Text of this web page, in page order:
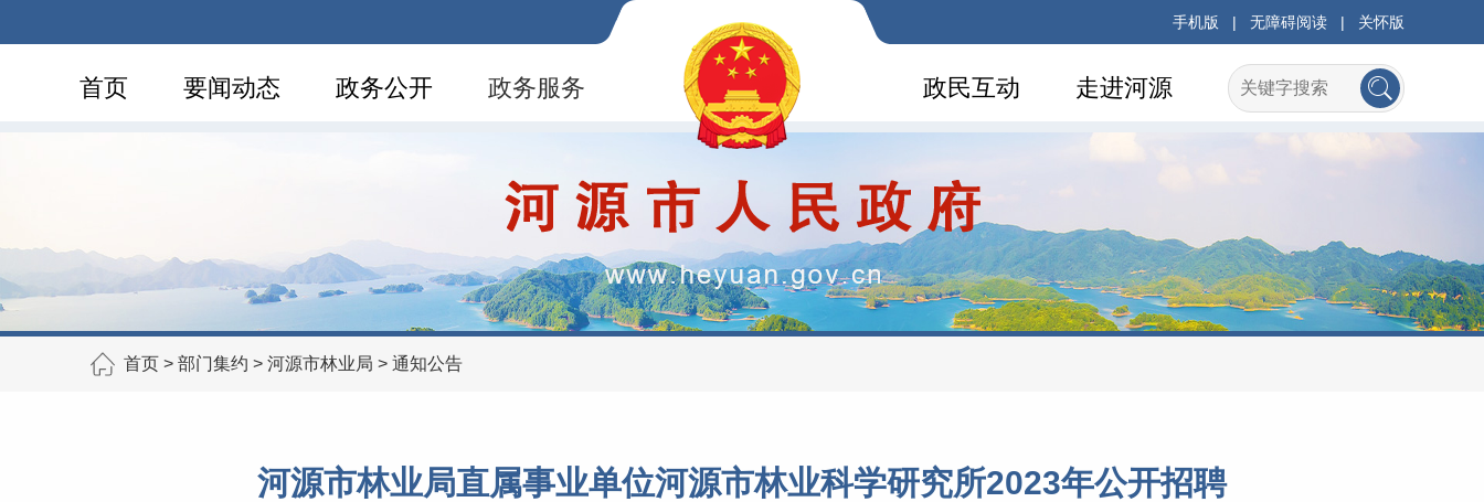
手机版 | 无障碍阅读 | 关怀版
首页 要闻动态 政务公开 政务服务 走进河源
政民互动
首页 > 部门集约 > 河源市林业局 > 通知公告
河源市林业局直属事业单位河源市林业科学研究所2023年公开招聘